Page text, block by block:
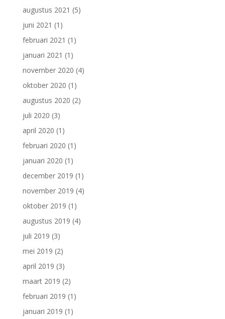
augustus 2021 (5)
juni 2021 (1)
februari 2021 (1)
januari 2021 (1)
november 2020 (4)
oktober 2020 (1)
augustus 2020 (2)
juli 2020 (3)
april 2020 (1)
februari 2020 (1)
januari 2020 (1)
december 2019 (1)
november 2019 (4)
oktober 2019 (1)
augustus 2019 (4)
juli 2019 (3)
mei 2019 (2)
april 2019 (3)
maart 2019 (2)
februari 2019 (1)
januari 2019 (1)